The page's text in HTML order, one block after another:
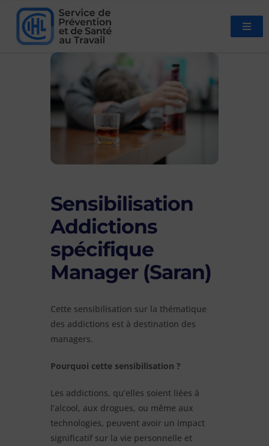
Sensibilisation
Addictions
spécifique
Manager (Saran)
Cette sensibilisation sur la thématique
des addictions est à destination des
managers.
Pourquoi cette sensibilisation ?
Les addictions, qu’elles soient liées à
l’alcool, aux drogues, ou même aux
technologies, peuvent avoir un impact
significatif sur la vie personnelle et